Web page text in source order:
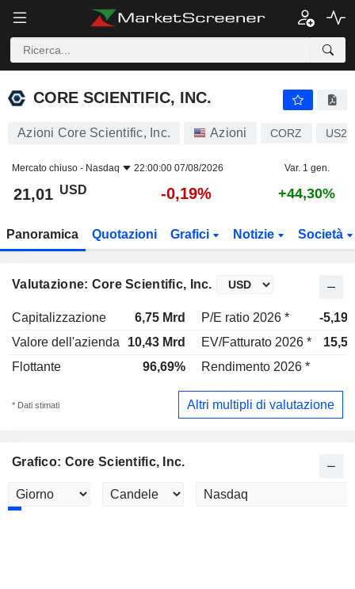
CORE SCIENTIFIC, INC.
CORE SCIENTIFIC, INC.
Azioni Core Scientific, Inc. Azioni CORZ
Mercato chiuso - Nasdaq 22:00:00 07/08/2026 Var. 1 gen.
21,01 USD -0,19% +44,30%
Panoramica Quotazioni Grafici Notizie Società
Valutazione: Core Scientific, Inc.
Capitalizzazione 6,75 Mrd P/E ratio 2026 *
-5,19x
Valore dell'azienda
10,43 Mrd EV/Fatturato 2026 *
15,5x
Flottante
96,69% Rendimento 2026 *
* Dati stimati Altri multipli di valutazione
Grafico: Core Scientific, Inc.